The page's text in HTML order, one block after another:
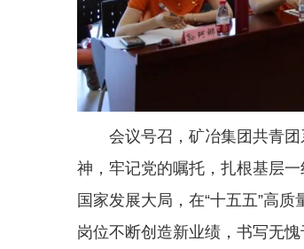
会议号召，矿冶集团共青
神，牢记党的嘱托，扎根基层
国家发展大局，在“十五五”高
岗位不断创造新业绩，书写无愧